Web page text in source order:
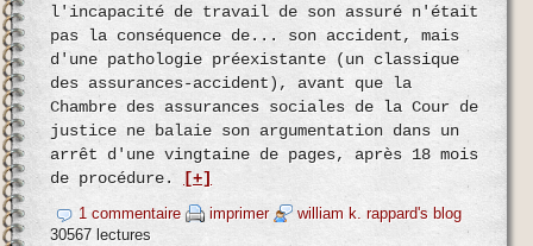
l'incapacité de travail de son assuré n'était
pas la conséquence de... son accident, mais
d'une pathologie préexistante (un classique
des assurances-accident), avant que la
Chambre des assurances sociales de la Cour de
justice ne balaie son argumentation dans un
arrêt d'une vingtaine de pages, après 18 mois
de procédure.
[+]
1 commentaire
imprimer
william k. rappard's blog
30567 lectures